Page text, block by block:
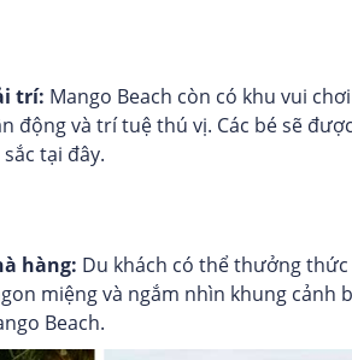
trí: Mango Beach còn có khu vui
động và trí tuệ thú vị. Các bé sẽ
tại đây.
hàng: Du khách có thể thưởng
miệng và ngắm nhìn khung cảnh
Beach.